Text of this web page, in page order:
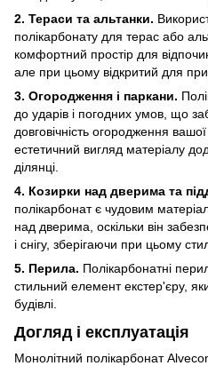
2. Тераси та альтанки.
полікарбонату для терас або
комфортний простір для
але при цьому відкритий для
3. Огородження і паркани.
до ударів і погодних умов, що
довговічність огородження вашої
естетичний вигляд матеріалу
ділянці.
4. Козирки над дверима та
полікарбонат є чудовим
над дверима, оскільки він
і снігу, зберігаючи при цьому
5. Перила. Полікарбонатні
стильний елемент екстер'єру,
будівлі.
Догляд і експлуатація
Монолітний полікарбонат